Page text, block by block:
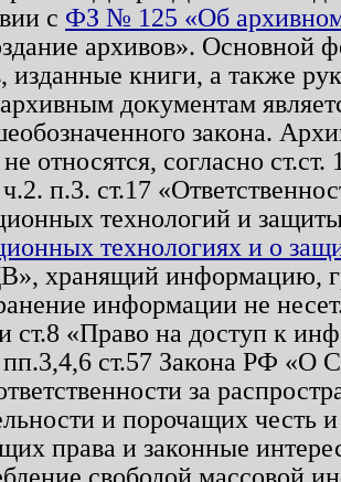
с ФЗ № 125 «Об
архивов». Основной
изданные книги, а также
документам
закона.
относятся, согласно
п.3. ст.17
технологий и
технологиях и о
хранящий информацию,
информации не
ст.8 «Право на доступ к
ст.57 Закона РФ «О
за
и порочащих честь
права и законные
свободой массовой